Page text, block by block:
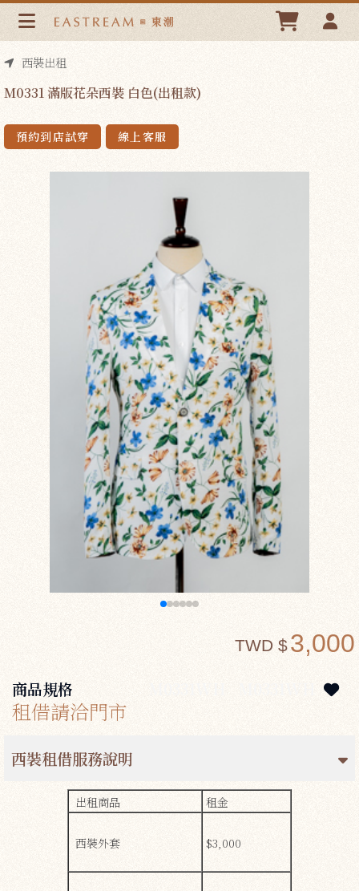
M0331 滿版花朵西裝 白色(出租款) | 東潮時裝西服EASTREAM
西裝出租
M0331 滿版花朵西裝 白色(出租款)
預約到店試穿 線上客服
3,000
TWD $
商品規格
租借請洽門市
西裝租借服務說明
出租商品 租金
西裝外套 $3,000